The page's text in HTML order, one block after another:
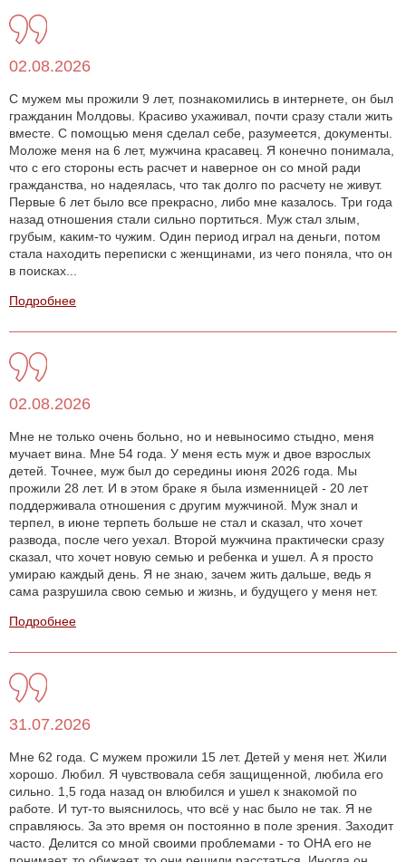
02.08.2026
С мужем мы прожили 9 лет, познакомились в интернете, он был
гражданин Молдовы. Красиво ухаживал, почти сразу стали жить
вместе. С помощью меня сделал себе, разумеется, документы.
Моложе меня на 6 лет, мужчина красавец. Я конечно понимала,
что с его стороны есть расчет и наверное он со мной ради
гражданства, но надеялась, что так долго по расчету не живут.
Первые 6 лет было все прекрасно, либо мне казалось. Три года
назад отношения стали сильно портиться. Муж стал злым,
грубым, каким-то чужим. Один период играл на деньги, потом
стала находить переписки с женщинами, из чего поняла, что он
в поисках...
Подробнее
02.08.2026
Мне не только очень больно, но и невыносимо стыдно, меня
мучает вина. Мне 54 года. У меня есть муж и двое взрослых
детей. Точнее, муж был до середины июня 2026 года. Мы
прожили 28 лет. И в этом браке я была изменницей - 20 лет
поддерживала отношения с другим мужчиной. Муж знал и
терпел, в июне терпеть больше не стал и сказал, что хочет
развода, после чего уехал. Второй мужчина практически сразу
сказал, что хочет новую семью и ребенка и ушел. А я просто
умираю каждый день. Я не знаю, зачем жить дальше, ведь я
сама разрушила свою семью и жизнь, и будущего у меня нет.
Подробнее
31.07.2026
Мне 62 года. С мужем прожили 15 лет. Детей у меня нет. Жили
хорошо. Любил. Я чувствовала себя защищенной, любила его
сильно. 1,5 года назад он влюбился и ушел к знакомой по
работе. И тут-то выяснилось, что всё у нас было не так. Я не
справляюсь. За это время он постоянно в поле зрения. Заходит
часто. Делится со мной своими проблемами - то ОНА его не